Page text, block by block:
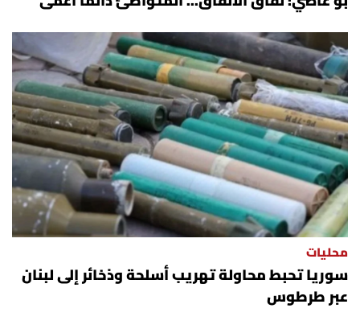
محليات
سوريا تحبط محاولة تهريب أسلحة وذخائر إلى لبنان
عبر طرطوس